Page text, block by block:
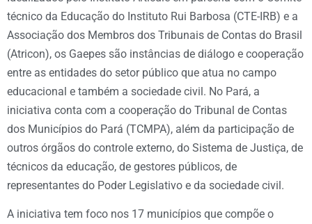
técnico da Educação do Instituto Rui Barbosa (CTE-IRB) e a
Associação dos Membros dos Tribunais de Contas do Brasil
(Atricon), os Gaepes são instâncias de diálogo e cooperação
entre as entidades do setor público que atua no campo
educacional e também a sociedade civil. No Pará, a
iniciativa conta com a cooperação do Tribunal de Contas
dos Municípios do Pará (TCMPA), além da participação de
outros órgãos do controle externo, do Sistema de Justiça, de
técnicos da educação, de gestores públicos, de
representantes do Poder Legislativo e da sociedade civil.
A iniciativa tem foco nos 17 municípios que compõe o